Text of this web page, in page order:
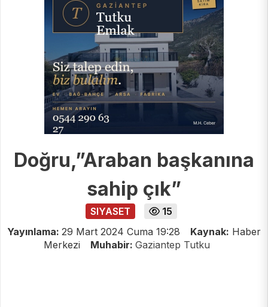
Doğru,”Araban başkanına
sahip çık”
SIYASET
15
Yayınlama: 29 Mart 2024 Cuma 19:28 Kaynak: Haber
Merkezi
Muhabir: Gaziantep Tutku